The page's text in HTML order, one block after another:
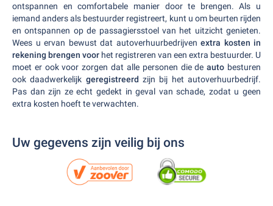
ontspannen en comfortabele manier door te brengen. Als u
iemand anders als bestuurder registreert, kunt u om beurten rijden
en ontspannen op de passagiersstoel van het uitzicht genieten.
Wees u ervan bewust dat autoverhuurbedrijven extra kosten in
rekening brengen voor het registreren van een extra bestuurder. U
moet er ook voor zorgen dat alle personen die deauto besturen
ook daadwerkelijk geregistreerd zijn bij het autoverhuurbedrijf.
Pas dan zijn ze echt gedekt in geval van schade, zodat u geen
extra kosten hoeft te verwachten.
Uw gegevens zijn veilig bij ons